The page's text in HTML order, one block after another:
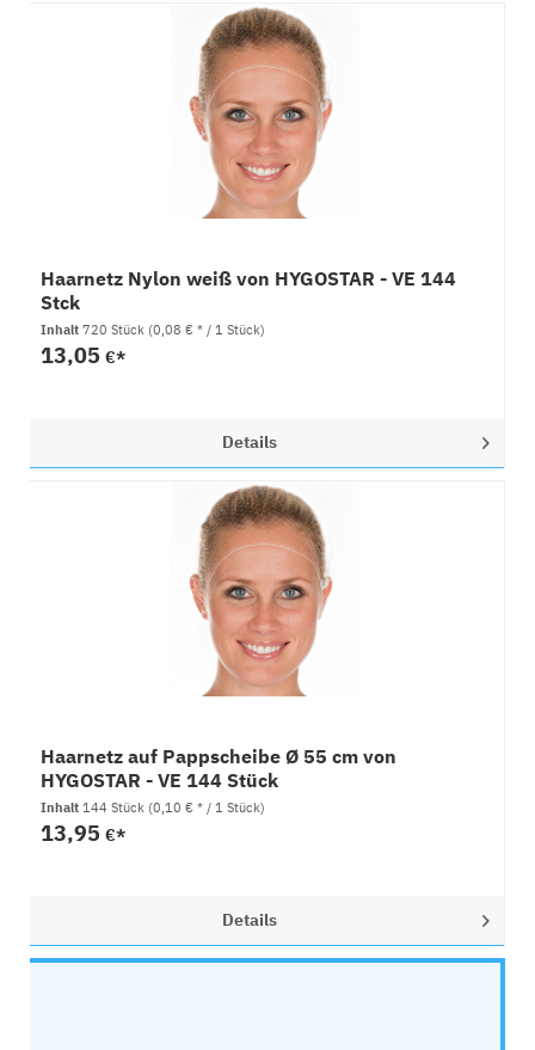
Haarnetz Nylon weiß von HYGOSTAR - VE 144
Stck
Inhalt720 Stück (0,08 € * / 1 Stück)
13,05€*
Details
Haarnetz auf Pappscheibe Ø 55 cm von
HYGOSTAR - VE 144 Stück
Inhalt144 Stück (0,10 € * / 1 Stück)
13,95€*
Details